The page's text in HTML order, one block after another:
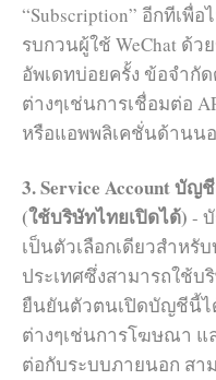
“Subscription” อีกทีเพื่อ
รบกวนผู้ใช้ WeChat ด้
อัพเดทบ่อยครั้ง ข้อจำกั
ต่างๆเช่นการเชื่อมต่อ
หรือแอพพลิเคชั่นด้านน
3. Service Account บัญ
(ใช้บริษัทไทยเปิดได้) -
เป็นตัวเลือกเดียวสำหรั
ประเทศซึ่งสามารถใช้บ
ยืนยันตัวตนเปิดบัญชีนี้ไ
ต่างๆเช่นการโฆษณา แ
ต่อกับระบบภายนอก สา